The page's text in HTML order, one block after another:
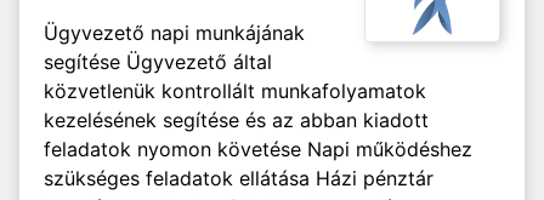
Ügyvezető napi munkájának
segítése Ügyvezető által
közvetlenük kontrollált munkafolyamatok
kezelésének segítése és az abban kiadott
feladatok nyomon követése Napi működéshez
szükséges feladatok ellátása Házi pénztár